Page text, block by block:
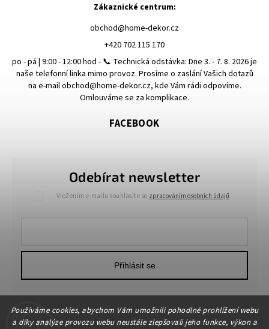
Používáme cookies, abychom Vám umožnili pohodlné prohlížení webu
a díky analýze provozu webu neustále zlepšovali jeho funkce, výkon a
Odebírat newsletter
Vložením e-mailu souhlasíte se zpracováním osobních údajů.
Přihlásit se
Zákaznické centrum:
obchod@home-dekor.cz
+420 702 115 170
po - pá | 9:00 - 12:00 hod - 📞 Technická odstávka: Dne 3. - 7. 8. 2026 je
naše telefonní linka mimo provoz. Prosíme o zaslání Vašich dotazů
na e-mail obchod@home-dekor.cz, kde Vám rádi odpovíme.
Omlouváme se za komplikace.
FACEBOOK